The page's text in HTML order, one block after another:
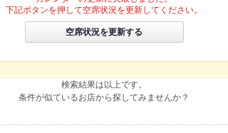
下記ボタンを押して空席状況を更新してください。
空席状況を更新する
検索結果は以上です。
条件が似ているお店から探してみませんか？